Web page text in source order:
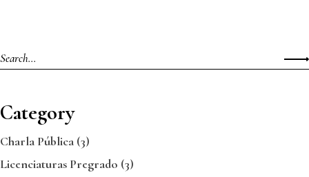
Category
Charla Pública (3)
Licenciaturas Pregrado (3)